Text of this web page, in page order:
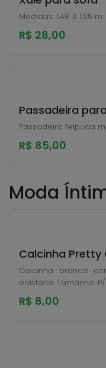
Medidas: 1,48 X 1,55
R$ 28,00
Passadeira
Passadeira felpuda
R$ 85,00
Moda
Calcinha Pretty
Calcinha branca
elastano. Tamanho: P/
R$ 8,00